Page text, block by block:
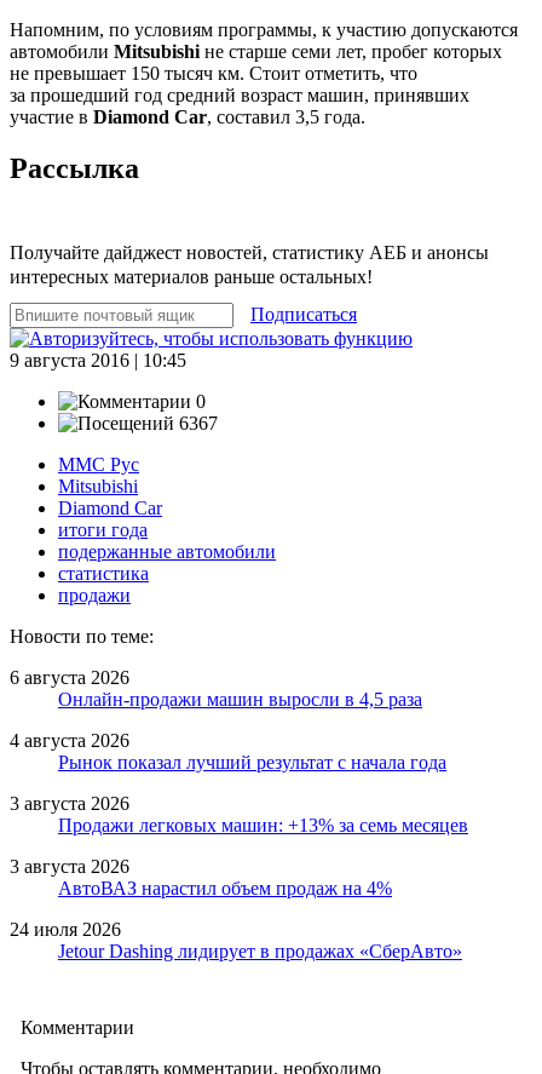
Напомним, по условиям программы, к участию допускаются
автомобили Mitsubishi не старше семи лет, пробег которых
не превышает 150 тысяч км. Стоит отметить, что
за прошедший год средний возраст машин, принявших
участие в Diamond Car, составил 3,5 года.
Рассылка
Получайте дайджест новостей, статистику АЕБ и анонсы
интересных материалов раньше остальных!
Подписаться
9 августа 2016 | 10:45
0
6367
ММС Рус
Mitsubishi
Diamond Car
итоги года
подержанные автомобили
статистика
продажи
Новости по теме:
6 августа 2026
Онлайн-продажи машин выросли в 4,5 раза
4 августа 2026
Рынок показал лучший результат с начала года
3 августа 2026
Продажи легковых машин: +13% за семь месяцев
3 августа 2026
АвтоВАЗ нарастил объем продаж на 4%
24 июля 2026
Jetour Dashing лидирует в продажах «СберАвто»
Комментарии
Чтобы оставлять комментарии, необходимо